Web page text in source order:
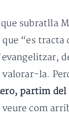
subratlla
“es tracta
la.
partim del
com